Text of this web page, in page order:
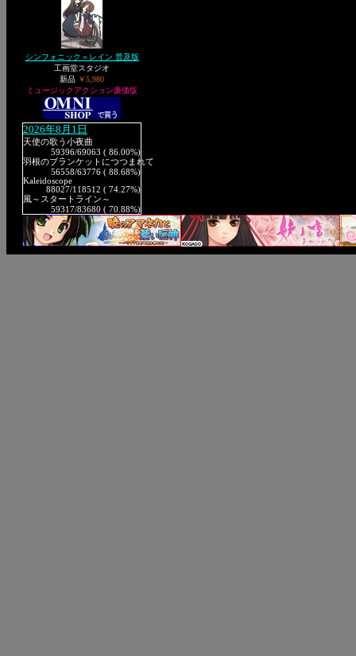
シンフォニック＝レイン 普及版
工画堂スタジオ
新品 ￥5,980
ミュージックアクション廉価版
2026年8月1日
天使の歌う小夜曲
59396/69063 ( 86.00%)
羽根のブランケットにつつまれて
56558/63776 ( 88.68%)
Kaleidoscope
88027/118512 ( 74.27%)
風～スタートライン～
59317/83680 ( 70.88%)